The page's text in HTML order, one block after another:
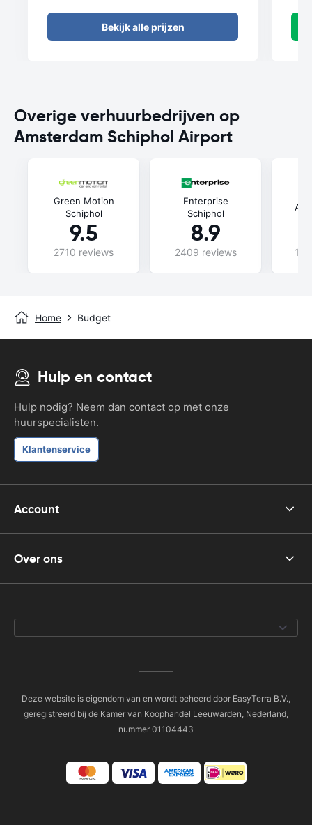
Bekijk alle prijzen
Overige verhuurbedrijven op
Amsterdam Schiphol Airport
Green Motion
Schiphol
9.5
2710 reviews
Enterprise
Schiphol
8.9
2409 reviews
Home Budget
Hulp en contact
Hulp nodig? Neem dan contact op met onze
huurspecialisten.
Klantenservice
Account
Over ons
Deze website is eigendom van en wordt beheerd door EasyTerra B.V.,
geregistreerd bij de Kamer van Koophandel Leeuwarden, Nederland,
nummer 01104443